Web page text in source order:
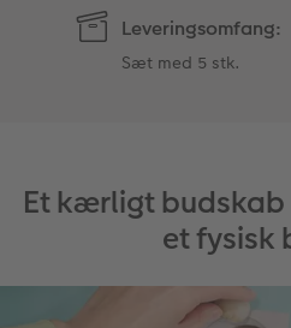
Leveringsomfang:
Sæt med 5 stk.
Et kærligt budskab
et fysisk